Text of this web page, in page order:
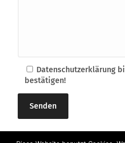
Datenschutzerklärung
bestätigen!